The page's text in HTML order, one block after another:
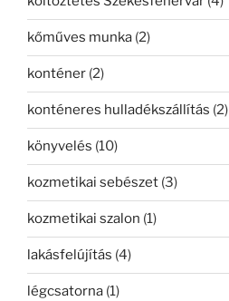
kőműves munka (2)
konténer (2)
konténeres hulladékszállítás (2)
könyvelés (10)
kozmetikai sebészet (3)
kozmetikai szalon (1)
lakásfelújítás (4)
légcsatorna (1)